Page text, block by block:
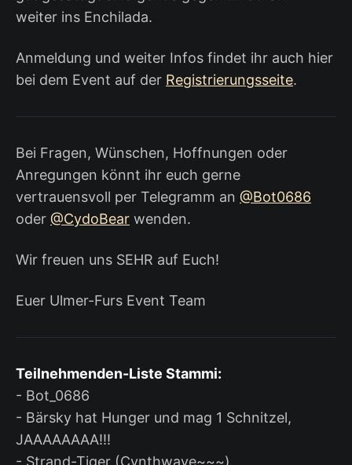
weiter ins Enchilada.
Anmeldung und weiter Infos findet ihr auch hier
bei dem Event auf der Registrierungsseite.
Bei Fragen, Wünschen, Hoffnungen oder
Anregungen könnt ihr euch gerne
vertrauensvoll per Telegramm an @Bot0686
oder @CydoBear wenden.
Wir freuen uns SEHR auf Euch!
Euer Ulmer-Furs Event Team
Teilnehmenden-Liste Stammi:
- Bot_0686
- Bärsky hat Hunger und mag 1 Schnitzel,
JAAAAAAAA!!!
- Strand-Tiger (Cynthwave~~~)